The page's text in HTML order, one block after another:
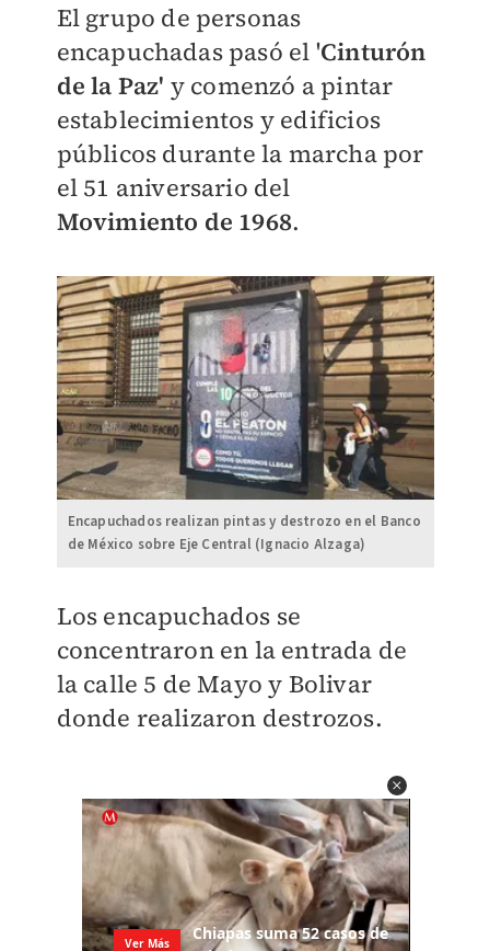
El grupo de personas
encapuchadas pasó el 'Cinturón
de la Paz' y comenzó a pintar
establecimientos y edificios
públicos durante la marcha por
el 51 aniversario del
Movimiento de 1968.
Encapuchados realizan pintas y destrozo en el Banco
de México sobre Eje Central (Ignacio Alzaga)
Los encapuchados se
concentraron en la entrada de
la calle 5 de Mayo y Bolivar
donde realizaron destrozos.